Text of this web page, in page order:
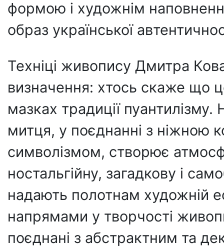
формою і художнім
образ української
Техніці живопису Дмитра
визначення: хтось скаже що
мазках традиції
митця, у поєднанні з ніжною
символізмом, створює
ностальгійну, загадкову і
надають полотнам художній
напрямами у творчості
поєднані з абстрактним та